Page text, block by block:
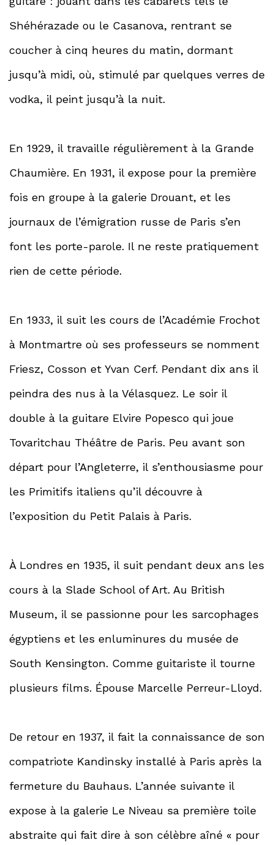
Shéhérazade ou le Casanova, rentrant se
coucher à cinq heures du matin, dormant
jusqu’à midi, où, stimulé par quelques verres de
vodka, il peint jusqu’à la nuit.
En 1929, il travaille régulièrement à la Grande
Chaumière. En 1931, il expose pour la première
fois en groupe à la galerie Drouant, et les
journaux de l’émigration russe de Paris s’en
font les porte-parole. Il ne reste pratiquement
rien de cette période.
En 1933, il suit les cours de l’Académie Frochot
à Montmartre où ses professeurs se nomment
Friesz, Cosson et Yvan Cerf. Pendant dix ans il
peindra des nus à la Vélasquez. Le soir il
double à la guitare Elvire Popesco qui joue
Tovaritchau Théâtre de Paris. Peu avant son
départ pour l’Angleterre, il s’enthousiasme pour
les Primitifs italiens qu’il découvre à
l’exposition du Petit Palais à Paris.
À Londres en 1935, il suit pendant deux ans les
cours à la Slade School of Art. Au British
Museum, il se passionne pour les sarcophages
égyptiens et les enluminures du musée de
South Kensington. Comme guitariste il tourne
plusieurs films. Épouse Marcelle Perreur-Lloyd.
De retour en 1937, il fait la connaissance de son
compatriote Kandinsky installé à Paris après la
fermeture du Bauhaus. L’année suivante il
expose à la galerie Le Niveau sa première toile
abstraite qui fait dire à son célèbre aîné « pour